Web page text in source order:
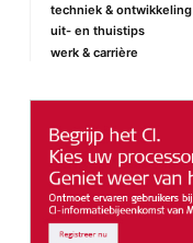
techniek & ontwikkeling
uit- en thuistips
werk & carrière